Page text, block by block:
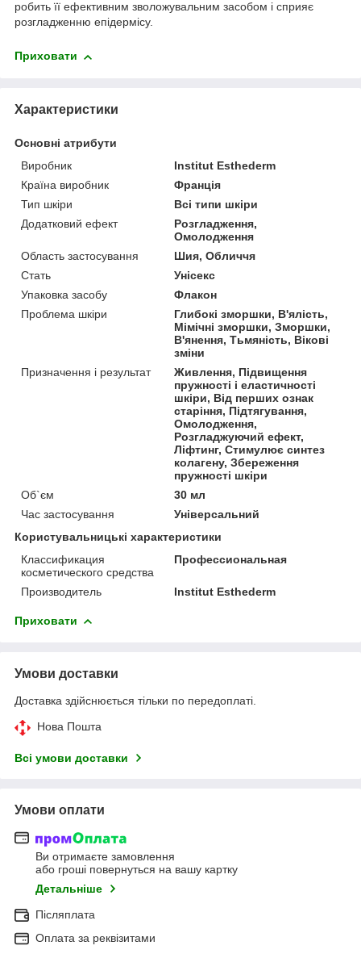
робить її ефективним зволожувальним засобом і сприяє
розгладженню епідермісу.
Приховати
Характеристики
Основні атрибути
Виробник
Institut Esthederm
Країна виробник
Франція
Тип шкіри
Всі типи шкіри
Додатковий ефект
Розгладження,
Омолодження
Область застосування
Шия, Обличчя
Стать
Унісекс
Упаковка засобу
Флакон
Проблема шкіри
Глибокі зморшки, В'ялість,
Мімічні зморшки, Зморшки,
В'янення, Тьмяність, Вікові
зміни
Призначення і результат
Живлення, Підвищення
пружності і еластичності
шкіри, Від перших ознак
старіння, Підтягування,
Омолодження,
Розгладжуючий ефект,
Ліфтинг, Стимулює синтез
колагену, Збереження
пружності шкіри
Об`єм
30 мл
Час застосування
Універсальний
Користувальницькі характеристики
Классификация
косметического средства
Профессиональная
Производитель Institut Esthederm
Приховати
Умови доставки
Доставка здійснюється тільки по передоплаті.
Нова Пошта
Всі умови доставки
Умови оплати
Ви отримаєте замовлення
або гроші повернуться на вашу картку
Детальніше
Післяплата
Оплата за реквізитами